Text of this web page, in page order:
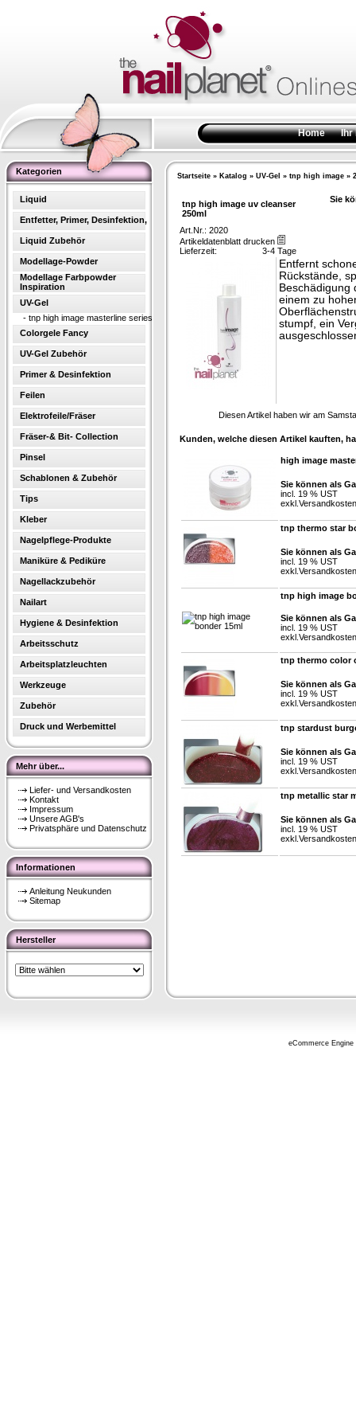
Home Ihr
Kategorien
Liquid
Entfetter, Primer, Desinfektion,
Liquid Zubehör
Modellage-Powder
Modellage Farbpowder
Inspiration
UV-Gel
- tnp high image masterline series
Colorgele Fancy
UV-Gel Zubehör
Primer & Desinfektion
Feilen
Elektrofeile/Fräser
Fräser-& Bit- Collection
Pinsel
Schablonen & Zubehör
Tips
Kleber
Nagelpflege-Produkte
Maniküre & Pediküre
Nagellackzubehör
Nailart
Hygiene & Desinfektion
Arbeitsschutz
Arbeitsplatzleuchten
Werkzeuge
Zubehör
Druck und Werbemittel
Mehr über...
Liefer- und Versandkosten
Kontakt
Impressum
Unsere AGB's
Privatsphäre und Datenschutz
Informationen
Anleitung Neukunden
Sitemap
Hersteller
Startseite » Katalog » UV-Gel » tnp high image »
tnp high image uv cleanser
250ml
Sie
Art.Nr.: 2020
Artikeldatenblatt drucken
Lieferzeit:
3-4 Tage
Entfernt
Rückstände,
Beschädigung
einem zu
stumpf, ein
Diesen Artikel haben wir am
Kunden, welche diesen Artikel kauften,
high image
Sie können als
incl. 19 % UST
exkl. Versandkosten
tnp thermo star
Sie können als
incl. 19 % UST
exkl. Versandkosten
tnp high image
Sie können als
incl. 19 % UST
exkl. Versandkosten
tnp thermo color
Sie können als
incl. 19 % UST
exkl. Versandkosten
tnp stardust
Sie können als
incl. 19 % UST
exkl. Versandkosten
tnp metallic star
Sie können als
incl. 19 % UST
exkl. Versandkosten
eCommerce